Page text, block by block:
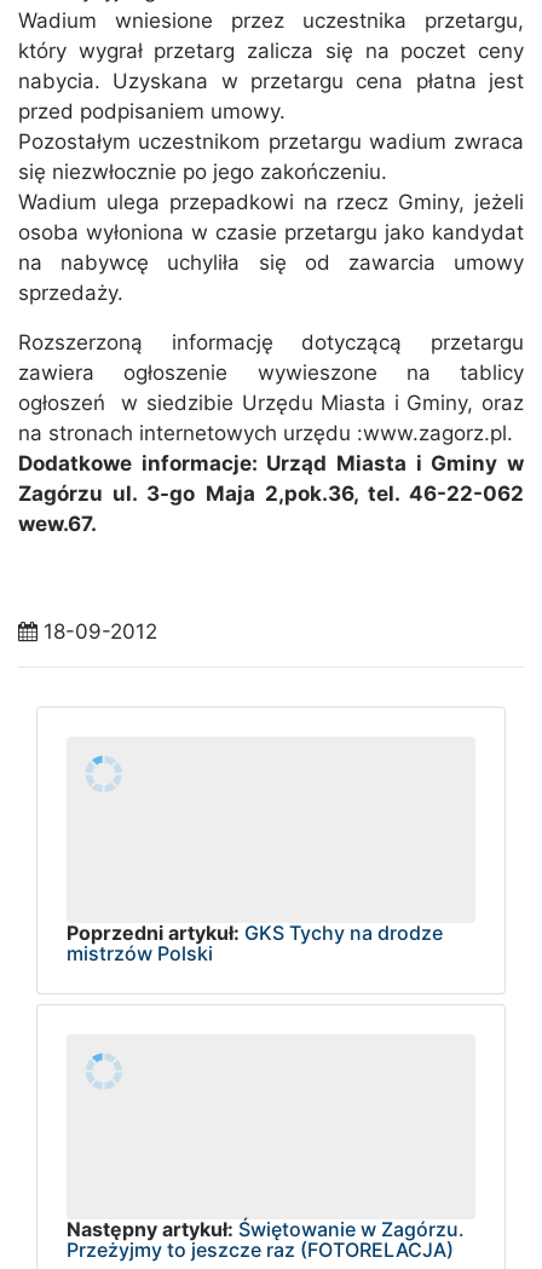
Wadium wniesione przez uczestnika przetargu,
który wygrał przetarg zalicza się na poczet ceny
nabycia. Uzyskana w przetargu cena płatna jest
przed podpisaniem umowy.
Pozostałym uczestnikom przetargu wadium zwraca
się niezwłocznie po jego zakończeniu.
Wadium ulega przepadkowi na rzecz Gminy, jeżeli
osoba wyłoniona w czasie przetargu jako kandydat
na nabywcę uchyliła się od zawarcia umowy
sprzedaży.
Rozszerzoną informację dotyczącą przetargu
zawiera ogłoszenie wywieszone na tablicy
ogłoszeń w siedzibie Urzędu Miasta i Gminy, oraz
na stronach internetowych urzędu :www.zagorz.pl.
Dodatkowe informacje: Urząd Miasta i Gminy w
Zagórzu ul. 3-go Maja 2,pok.36, tel. 46-22-062
wew.67.
18-09-2012
Poprzedni artykuł: GKS Tychy na drodze
mistrzów Polski
Następny artykuł: Świętowanie w Zagórzu.
Przeżyjmy to jeszcze raz (FOTORELACJA)